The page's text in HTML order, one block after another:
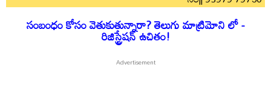
సంబంధం కోసం వెతుకుతున్నారా? తెలుగు మాట్రిమోని లో -
రిజిస్ట్రేషన్ ఉచితం!